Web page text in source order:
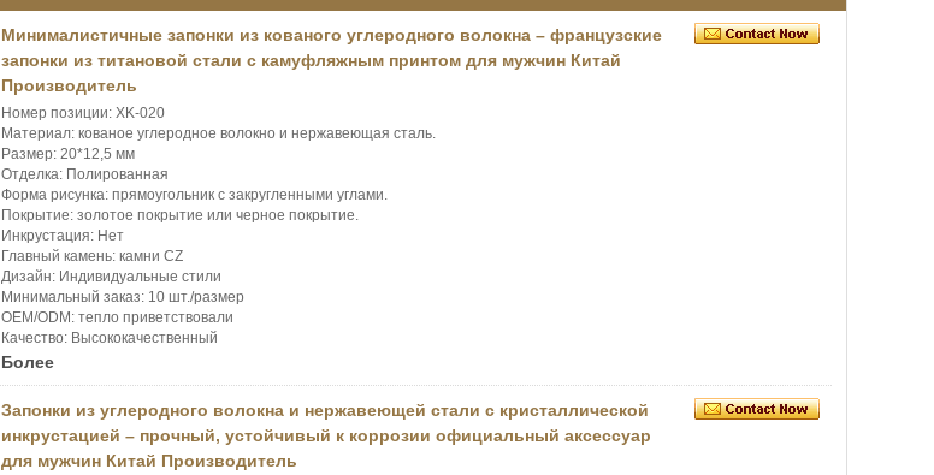
Минималистичные запонки из кованого углеродного волокна – французские
запонки из титановой стали с камуфляжным принтом для мужчин Китай
Производитель
Номер позиции: XK-020
Материал: кованое углеродное волокно и нержавеющая сталь.
Размер: 20*12,5 мм
Отделка: Полированная
Форма рисунка: прямоугольник с закругленными углами.
Покрытие: золотое покрытие или черное покрытие.
Инкрустация: Нет
Главный камень: камни CZ
Дизайн: Индивидуальные стили
Минимальный заказ: 10 шт./размер
OEM/ODM: тепло приветствовали
Качество: Высококачественный
Более
Запонки из углеродного волокна и нержавеющей стали с кристаллической
инкрустацией – прочный, устойчивый к коррозии официальный аксессуар
для мужчин Китай Производитель